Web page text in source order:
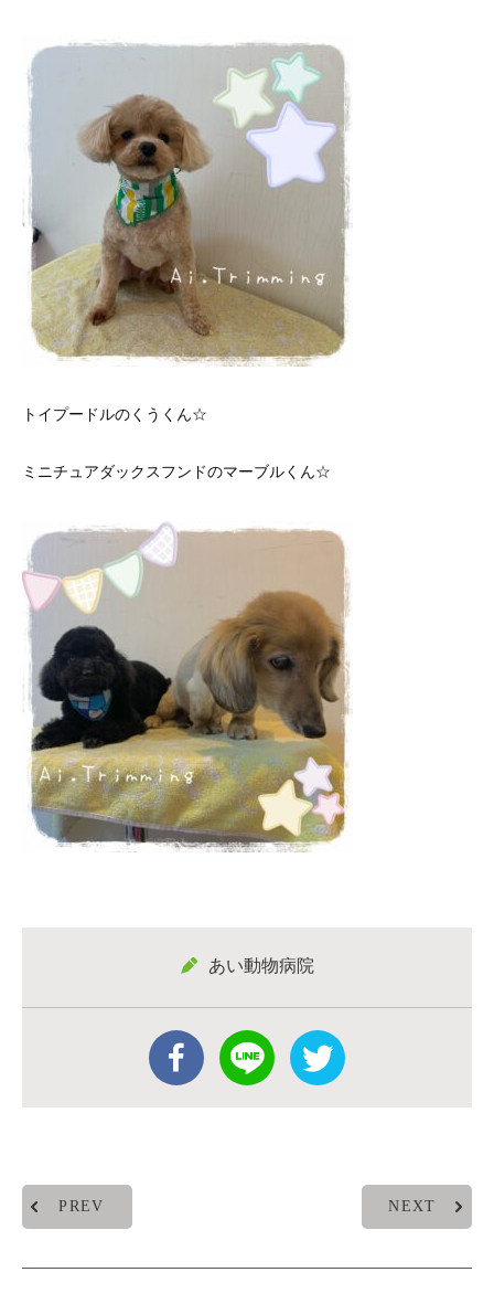
トイプードルのくうくん☆
ミニチュアダックスフンドのマーブルくん☆
あい動物病院
PREV NEXT